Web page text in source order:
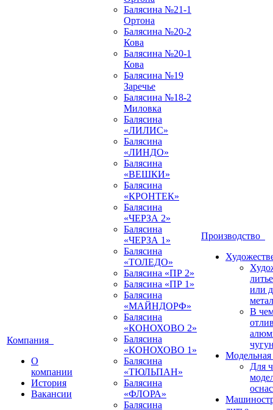
Компания
О
компании
История
Вакансии
Балясина №21-1
Ортона
Балясина №20-2
Кова
Балясина №20-1
Кова
Балясина №19
Заречье
Балясина №18-2
Миловка
Балясина
«ЛИЛИС»
Балясина
«ЛИНДО»
Балясина
«ВЕШКИ»
Балясина
«КРОНТЕК»
Балясина
«ЧЕРЗА 2»
Балясина
«ЧЕРЗА 1»
Балясина
«ТОЛЕДО»
Балясина «ПР 2»
Балясина «ПР 1»
Балясина
«МАЙНДОРФ»
Балясина
«КОНОХОВО 2»
Балясина
«КОНОХОВО 1»
Балясина
«ТЮЛЬПАН»
Балясина
«ФЛОРА»
Балясина
Производство
или
В
Модельная
Для